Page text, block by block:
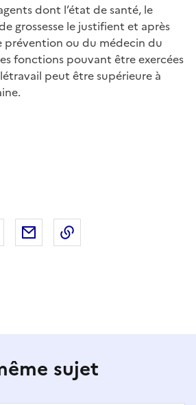
dont l’état de santé, le
grossesse le justifient et après
prévention ou du médecin du
fonctions pouvant être exercées
peut être supérieure à
sur X (anciennement Twitter)
Partager sur LinkedIn
Partager par email
sujet